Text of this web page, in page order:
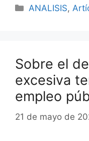
ANALISIS,
Sobre el
excesiva
empleo
21 de mayo de